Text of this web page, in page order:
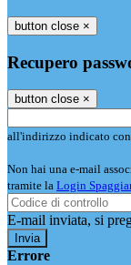
button close ×
Recupero
button close ×
all'indirizzo indicato
Non hai una e-mail
tramite la Login
E-mail inviata, si
Errore